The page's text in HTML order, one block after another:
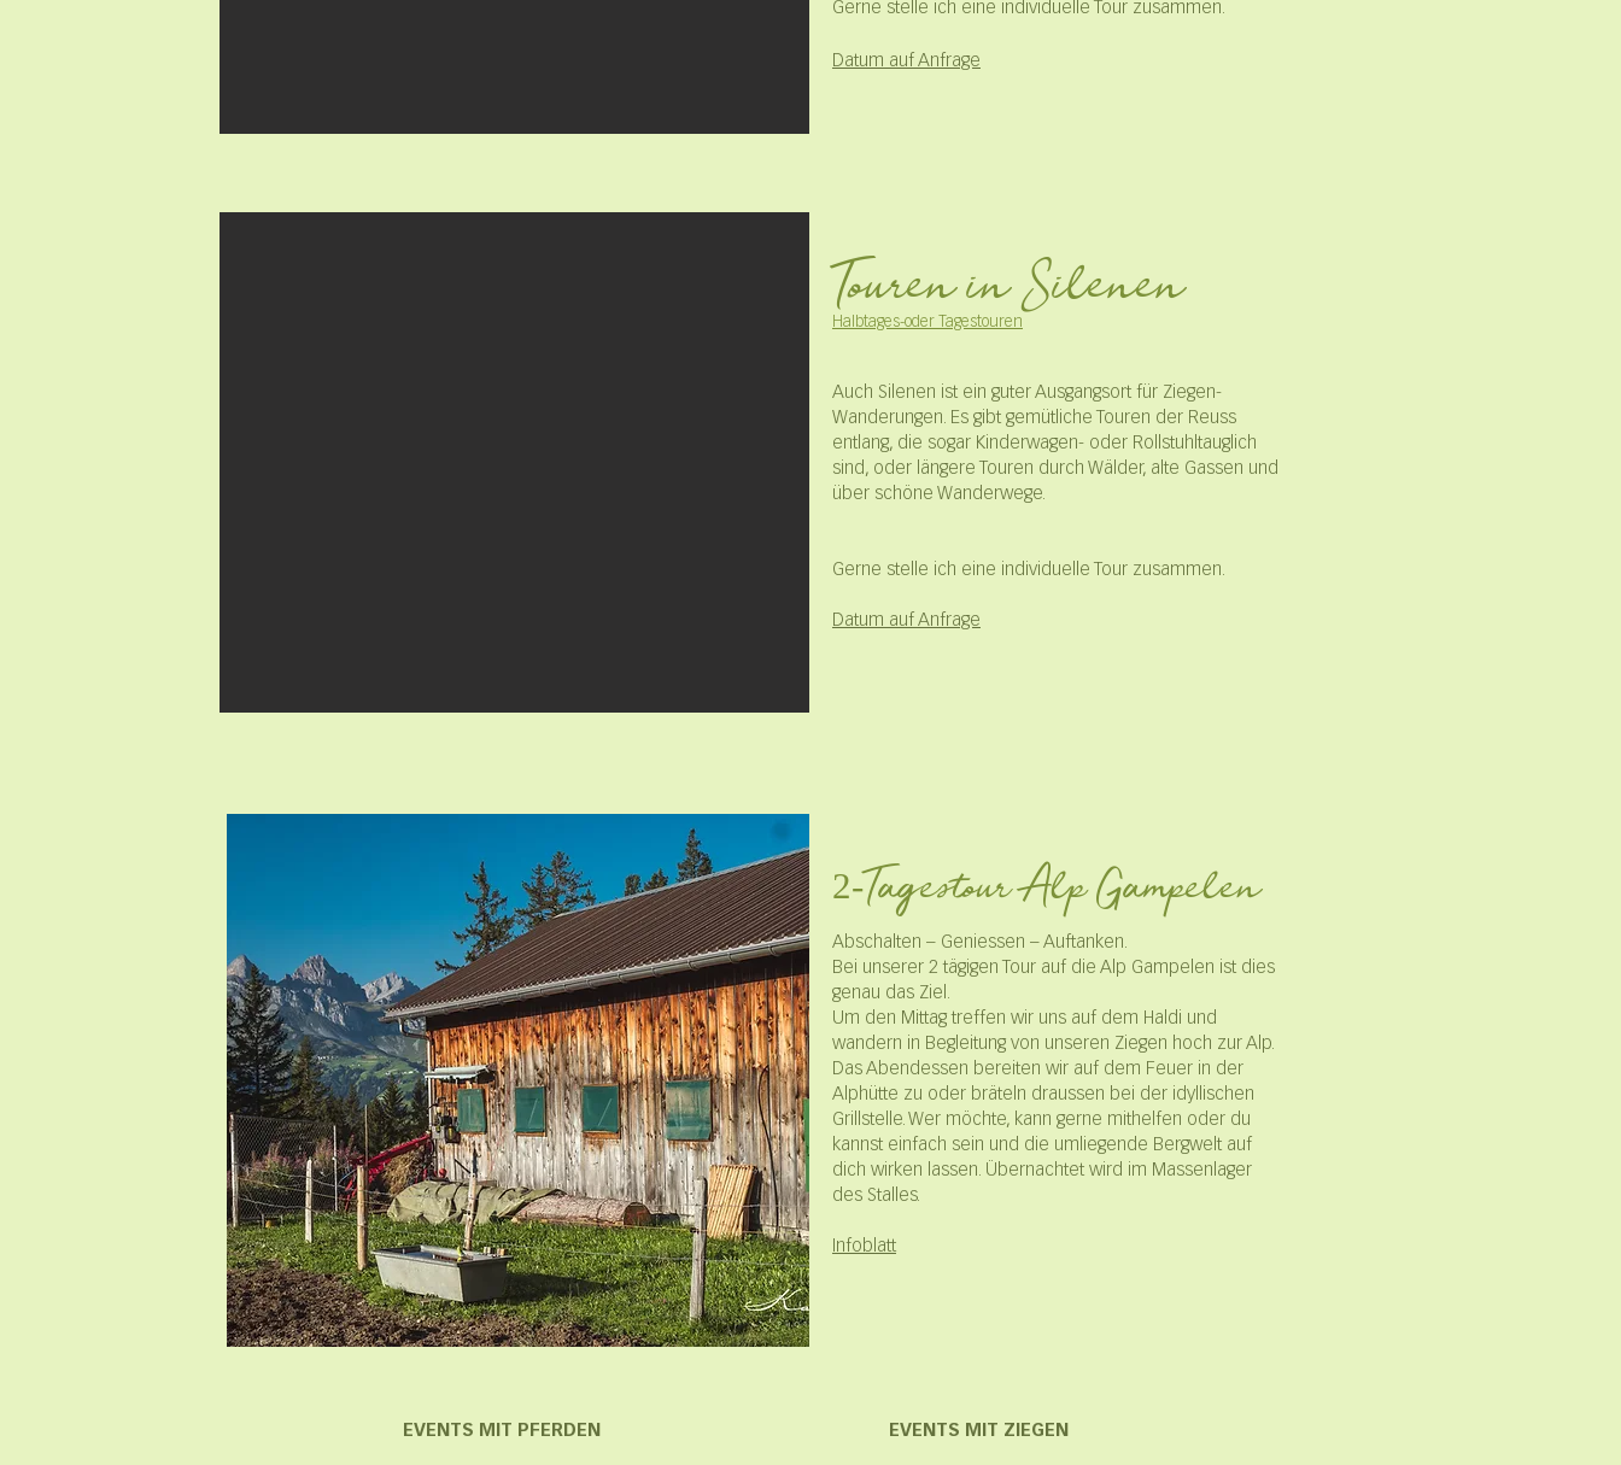
Gerne stelle ich eine individuelle Tour zusammen.
Datum auf Anfrage
Touren in Silenen
Halbtages-oder Tagestouren
Auch Silenen ist ein guter Ausgangsort für Ziegen-
Wanderungen. Es gibt gemütliche Touren der Reuss
entlang, die sogar Kinderwagen- oder Rollstuhltauglich
sind, oder längere Touren durch Wälder, alte Gassen und
über schöne Wanderwege.
Gerne stelle ich eine individuelle Tour zusammen.
Datum auf Anfrage
2-Tagestour Alp Gampelen
Abschalten – Geniessen – Auftanken.
Bei unserer 2 tägigen Tour auf die Alp Gampelen ist dies
genau das Ziel.
Um den Mittag treffen wir uns auf dem Haldi und
wandern in Begleitung von unseren Ziegen hoch zur Alp.
Das Abendessen bereiten wir auf dem Feuer in der
Alphütte zu oder bräteln draussen bei der idyllischen
Grillstelle. Wer möchte, kann gerne mithelfen oder du
kannst einfach sein und die umliegende Bergwelt auf
dich wirken lassen. Übernachtet wird im Massenlager
des Stalles.
Infoblatt
EVENTS MIT PFERDEN EVENTS MIT ZIEGEN